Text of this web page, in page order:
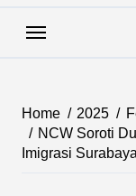
Home 2025
NCW Soroti
Imigrasi